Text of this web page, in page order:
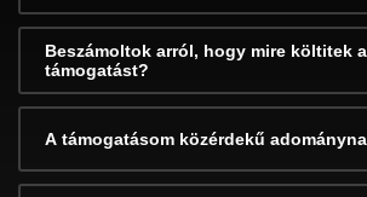
Beszámoltok arról, hogy mire költitek a
támogatást?
A támogatásom közérdekű